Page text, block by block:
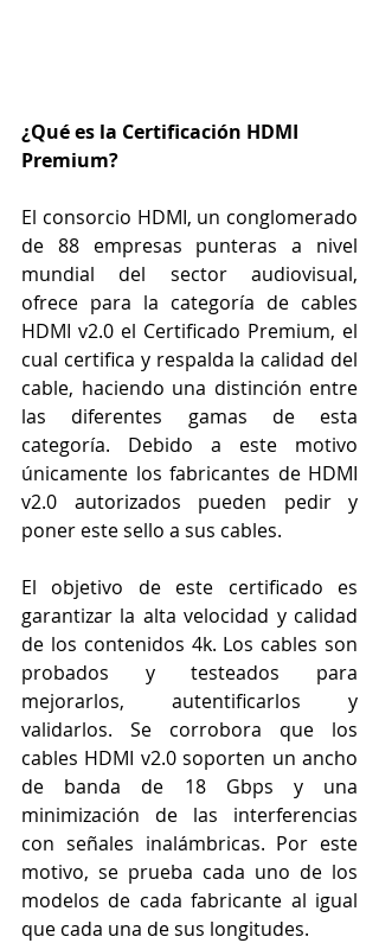
¿Qué es la Certificación HDMI
Premium?
El consorcio HDMI, un conglomerado
de 88 empresas punteras a nivel
mundial del sector audiovisual,
ofrece para la categoría de cables
HDMI v2.0 el Certificado Premium, el
cual certifica y respalda la calidad del
cable, haciendo una distinción entre
las diferentes gamas de esta
categoría. Debido a este motivo
únicamente los fabricantes de HDMI
v2.0 autorizados pueden pedir y
poner este sello a sus cables.
El objetivo de este certificado es
garantizar la alta velocidad y calidad
de los contenidos 4k. Los cables son
probados y testeados para
mejorarlos, autentificarlos y
validarlos. Se corrobora que los
cables HDMI v2.0 soporten un ancho
de banda de 18 Gbps y una
minimización de las interferencias
con señales inalámbricas. Por este
motivo, se prueba cada uno de los
modelos de cada fabricante al igual
que cada una de sus longitudes.